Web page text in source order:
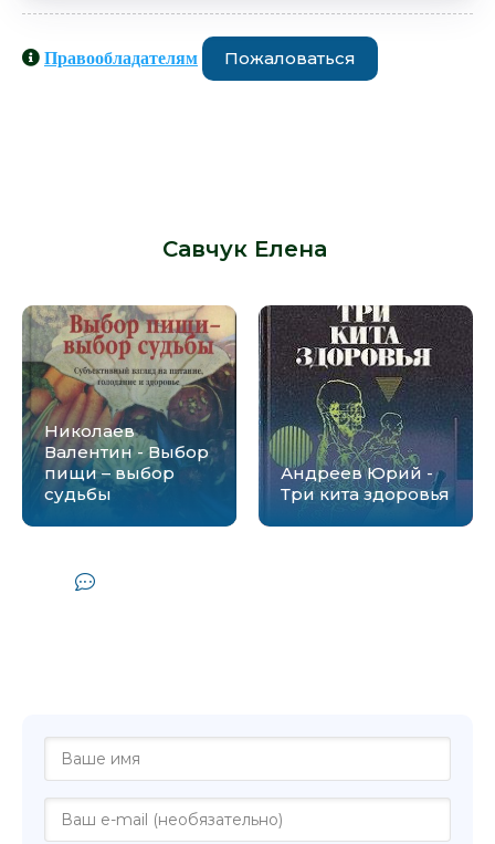
04_Na postu zdorovya
05_Layfhkaki zdorovesberezheniya
09_Porochnyy krug
10__Bolshoy brat i miss Evristika
11_Zdorovesberezhenie v bolshom gorode
12_NEXT - pokolenie setevogo zdorovesberezhenie
13_Kto kogo _haknet_
14_Set zdorovya
15_p.s. 120 let tomu vperYod
Правообладателям Пожаловаться
Савчук Елена
Николаев
Валентин - Выбор
пищи – выбор
судьбы
Андреев Юрий -
Три кита здоровья